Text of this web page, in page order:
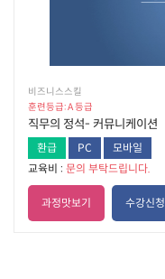
비즈니스스킬
훈련등급: A 등급
직무의 정석- 커뮤니케이션
환급 PC
모바일
교육비 : 문의 부탁드립니다.
과정맛보기 수강신청